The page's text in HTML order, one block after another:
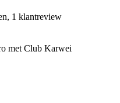
1 klantreview
met Club Karwei